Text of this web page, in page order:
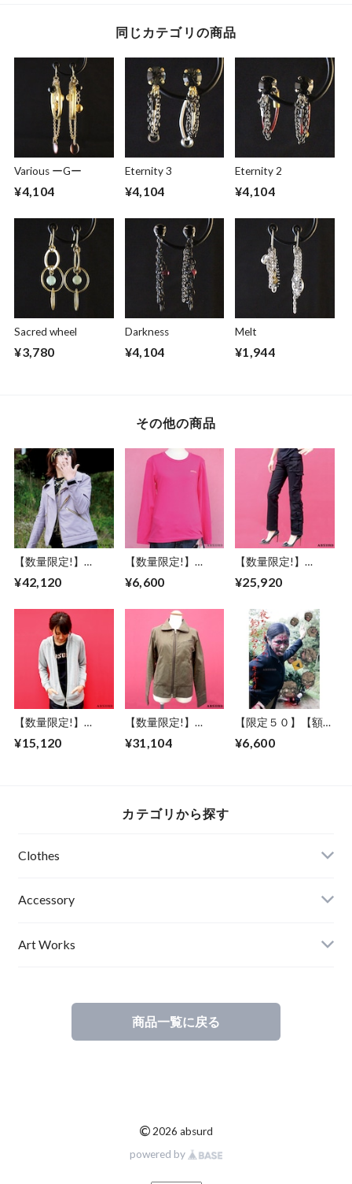
同じカテゴリの商品
Various ーGー
¥4,104
Eternity 3
¥4,104
Eternity 2
¥4,104
Sacred wheel
¥3,780
Darkness
¥4,104
Melt
¥1,944
その他の商品
【数量限定!】
スダブルPARPLE 紫
ィース メンズ 大き
なポケット アブサ
ード REVOLVER
¥42,120
【数量限定!】
シャツ メンズ レデ
シンプル 金色 ピン
ク PINK アブサー
LOGOSTITCH（P）
¥6,600
【数量限定!】
トパンツ カーゴポ
ック 黒 アブサー
ドSYSTEM7
¥25,920
【数量限定!】
前開き GRAY 龍 ガ
¥15,120
【数量限定!】
カーキ KHAKI レデ
¥31,104
【限定５０】【額セ
ートポスター【Be
¥6,600
カテゴリから探す
Clothes
Mens
Ladies
Accessory
Art Works
商品一覧に戻る
© 2026 absurd
powered by